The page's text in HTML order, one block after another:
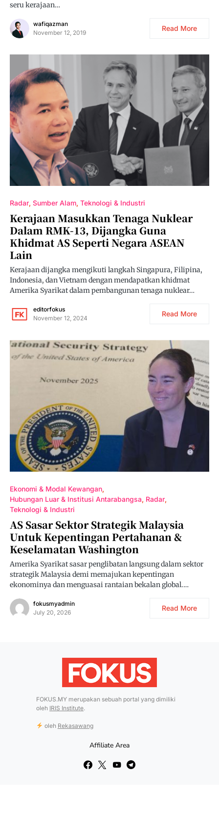
seru kerajaan…
wafiqazman
November 12, 2019
Read More
Radar Sumber Alam Teknologi & Industri
Kerajaan Masukkan Tenaga Nuklear
Dalam RMK-13, Dijangka Guna
Khidmat AS Seperti Negara ASEAN
Lain
Kerajaan dijangka mengikuti langkah Singapura, Filipina,
Indonesia, dan Vietnam dengan mendapatkan khidmat
Amerika Syarikat dalam pembangunan tenaga nuklear…
editorfokus
November 12, 2024
Read More
Ekonomi & Modal Kewangan
Hubungan Luar & Institusi Antarabangsa Radar
Teknologi & Industri
AS Sasar Sektor Strategik Malaysia
Untuk Kepentingan Pertahanan &
Keselamatan Washington
Amerika Syarikat sasar penglibatan langsung dalam sektor
strategik Malaysia demi memajukan kepentingan
ekonominya dan menguasai rantaian bekalan global.…
fokusmyadmin
July 20, 2026
Read More
FOKUS.MY merupakan sebuah portal yang dimiliki
oleh IRIS Institute.
oleh Rekasawang
Affiliate Area